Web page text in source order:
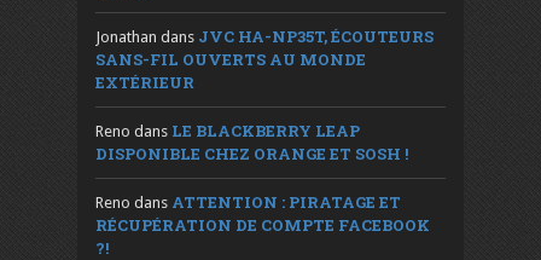
Jonathan dans JVC HA-NP35T, ÉCOUTEURS
SANS-FIL OUVERTS AU MONDE
EXTÉRIEUR
Reno dans LE BLACKBERRY LEAP
DISPONIBLE CHEZ ORANGE ET SOSH !
Reno dans ATTENTION : PIRATAGE ET
RÉCUPÉRATION DE COMPTE FACEBOOK
?!